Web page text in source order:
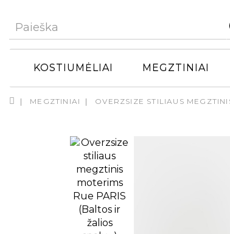
KOSTIUMĖLIAI MEGZTINIAI
MEGZTINIAI OVERZSIZE STILIAUS